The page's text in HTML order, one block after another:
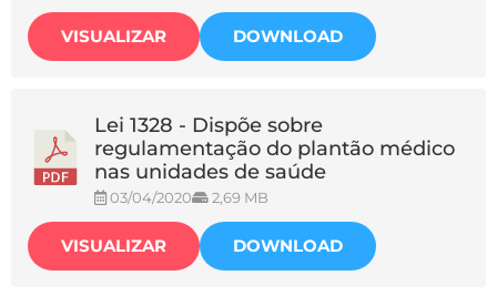
VISUALIZAR DOWNLOAD
Lei 1328 - Dispõe sobre
regulamentação do plantão médico
nas unidades de saúde
03/04/2020 2,69 MB
VISUALIZAR DOWNLOAD